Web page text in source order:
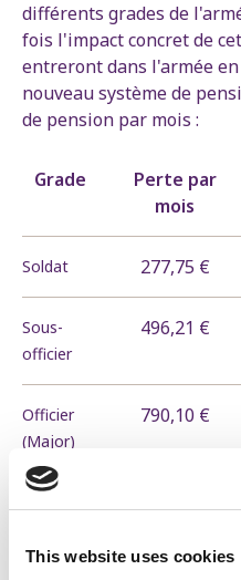
This website uses cookies
différents grades de
fois l'impact concret de
entreront dans l'armée
nouveau système de
de pension par mois :
Grade
Perte par
mois
Soldat 277,75 €
Sous-
officier
496,21 €
Officier
(Major)
790,10 €
Les militaires âgés de 35
réforme, et perdront de